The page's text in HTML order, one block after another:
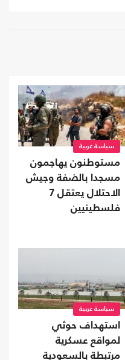
سياسة عربية
مستوطنون يهاجمون
مسجدا بالضفة وجيش
الاحتلال يعتقل 7
فلسطينيين
سياسة عربية
استهداف حوثي
لمواقع عسكرية
مرتبطة بالسعودية